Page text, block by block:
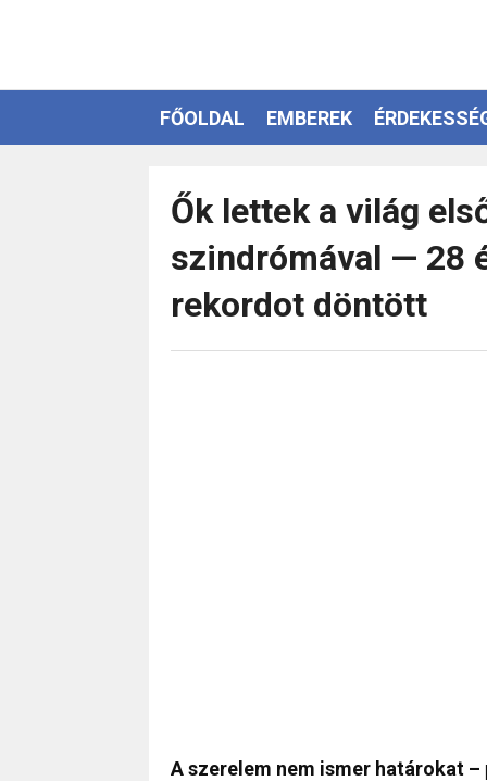
FŐOLDAL EMBEREK
Ők lettek a világ
szindrómával — 28
rekordot döntött
A szerelem nem ismer határokat –